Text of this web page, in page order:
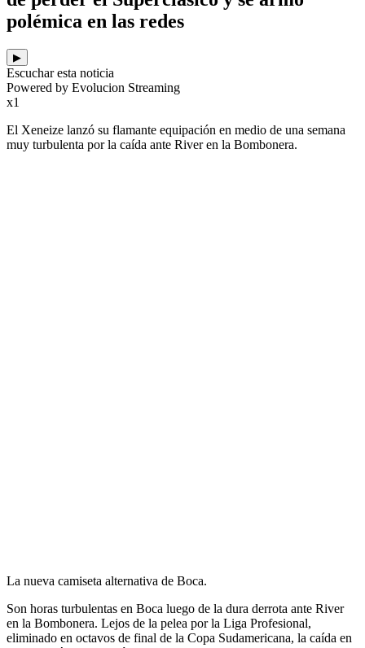
polémica en las redes
▶
Escuchar esta noticia
Powered by Evolucion Streaming
x1
El Xeneize lanzó su flamante equipación en medio de una semana
muy turbulenta por la caída ante River en la Bombonera.
La nueva camiseta alternativa de Boca.
Son horas turbulentas en Boca luego de la dura derrota ante River
en la Bombonera. Lejos de la pelea por la Liga Profesional,
eliminado en octavos de final de la Copa Sudamericana, la caída en